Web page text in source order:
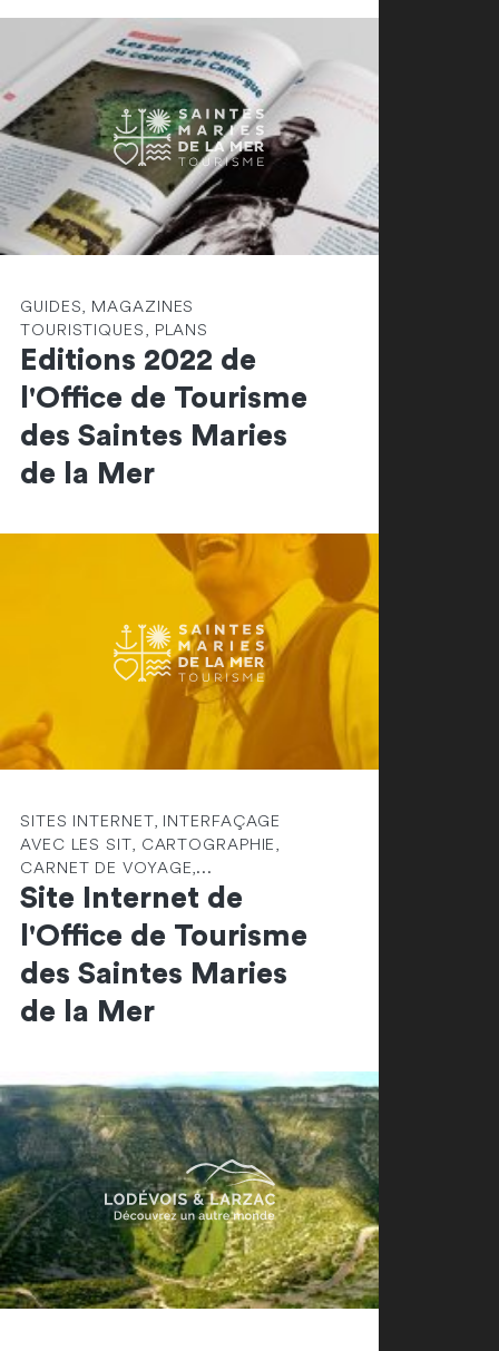
GUIDES, MAGAZINES
TOURISTIQUES, PLANS
Editions 2022 de
l'Office de Tourisme
des Saintes Maries
de la Mer
SITES INTERNET, INTERFAÇAGE
AVEC LES SIT, CARTOGRAPHIE,
CARNET DE VOYAGE,...
Site Internet de
l'Office de Tourisme
des Saintes Maries
de la Mer